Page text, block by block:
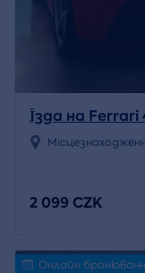
Їзда на Ferrari
2 099 CZK
Онлайн